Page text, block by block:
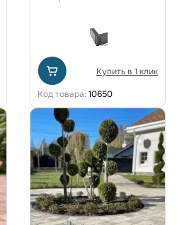
Купить в 1 клик
Код товара: 10650